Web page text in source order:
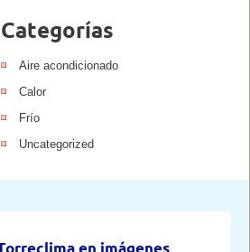
Categorías
Aire acondicionado
Calor
Frío
Uncategorized